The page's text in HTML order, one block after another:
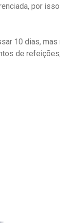
por
10 dias, mas
de